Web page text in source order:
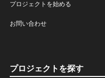
プロジェクトを始める
お問い合わせ
プロジェクトを探す